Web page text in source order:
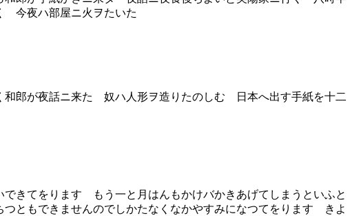
今夜ハ部屋ニ火ヲたいた
が夜話ニ来た 奴ハ人形ヲ造りたのしむ 日本へ出す手紙を十二
てをります もう一と月はんもかけバかきあげてしまうといふと
ともできませんのでしかたなくなかやすみになつてをります きよ